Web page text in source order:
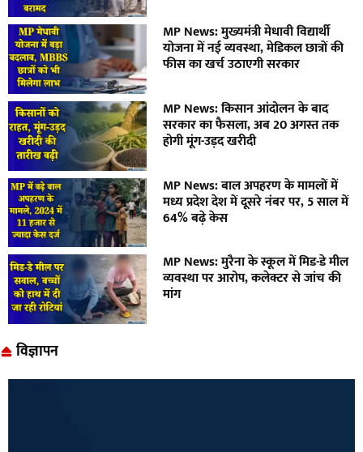
MP News: मुख्यमंत्री मेधावी विद्यार्थी
योजना में नई व्यवस्था, मेडिकल छात्रों की
फीस का खर्च उठाएगी सरकार
MP News: किसान आंदोलन के बाद
सरकार का फैसला, अब 20 अगस्त तक
होगी मूंग-उड़द खरीदी
MP News: बाल अपहरण के मामलों में
मध्य प्रदेश देश में दूसरे नंबर पर, 5 साल में
64% बढ़े केस
MP News: मुरैना के स्कूल में मिड-डे मील
व्यवस्था पर आरोप, कलेक्टर से जांच की
मांग
विज्ञापन